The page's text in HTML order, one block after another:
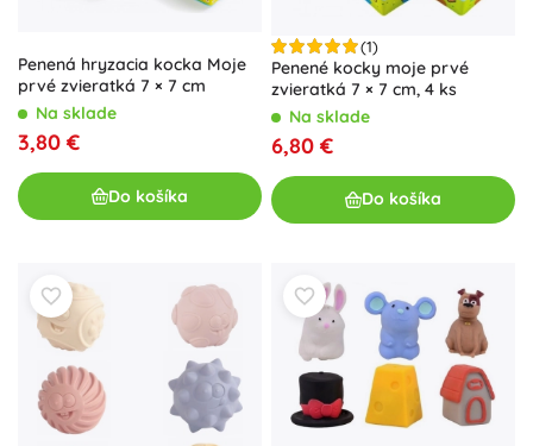
Penená hryzacia kocka Moje
prvé zvieratká 7 × 7 cm
Na sklade
3,80 €
Do košíka
(1)
Penené kocky moje prvé
zvieratká 7 × 7 cm, 4 ks
Na sklade
6,80 €
Do košíka